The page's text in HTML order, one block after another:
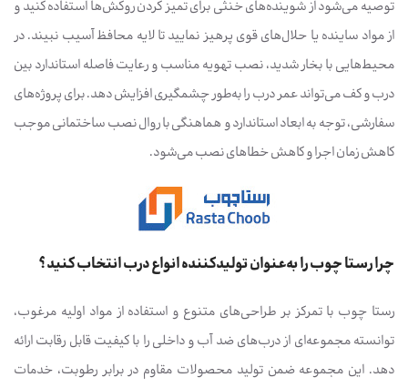
توصیه می‌شود از شوینده‌های خنثی برای تمیز کردن روکش‌ها استفاده کنید و
از مواد ساینده یا حلال‌های قوی پرهیز نمایید تا لایه محافظ آسیب نبیند. در
محیط‌هایی با بخار شدید، نصب تهویه مناسب و رعایت فاصله استاندارد بین
درب و کف می‌تواند عمر درب را به‌طور چشمگیری افزایش دهد. برای پروژه‌های
سفارشی، توجه به ابعاد استاندارد و هماهنگی با روال نصب ساختمانی موجب
کاهش زمان اجرا و کاهش خطاهای نصب می‌شود.
چرا رستا چوب را به‌عنوان تولیدکننده انواع درب انتخاب کنید؟
رستا چوب با تمرکز بر طراحی‌های متنوع و استفاده از مواد اولیه مرغوب،
توانسته مجموعه‌ای از درب‌های ضد آب و داخلی را با کیفیت قابل رقابت ارائه
دهد. این مجموعه ضمن تولید محصولات مقاوم در برابر رطوبت، خدمات